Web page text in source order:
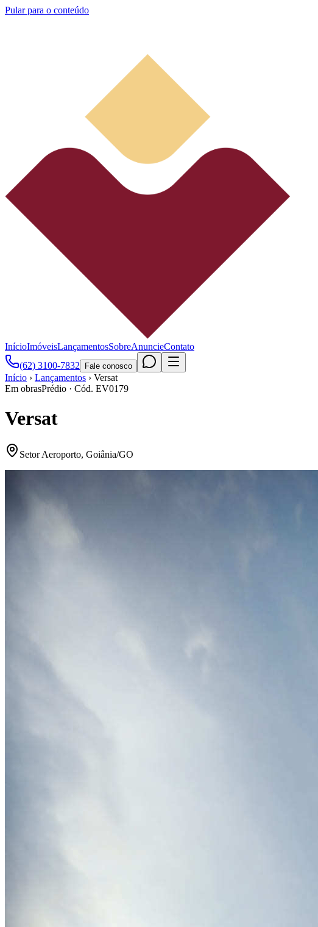
Pular para o conteúdo
InícioImóveisLançamentosSobreAnuncieContato
(62) 3100-7832
Fale conosco
Início › Lançamentos › Versat
Em obrasPrédio · Cód. EV0179
Versat
Setor Aeroporto, Goiânia/GO